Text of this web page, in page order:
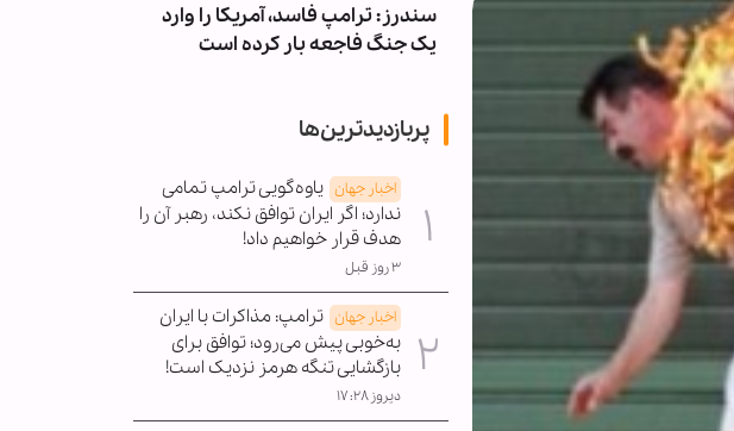
۳۰۰ کودک در غزه از زمان اعلام
تا کنون شهید شدند
سندرز: ترامپ فاسد، آمریکا را وارد
یک جنگ فاجعه بار کرده است
پربازدیدترین‌ها
اخبار جهان یاوه‌گویی ترامپ تمامی
ندارد؛ اگر ایران توافق نکند، رهبر آن را
هدف قرار خواهیم داد!
۳ روز قبل
اخبار جهان ترامپ: مذاکرات با ایران
به‌خوبی پیش می‌رود؛ توافق برای
بازگشایی تنگه هرمز نزدیک است!
دیروز ۱۷:۲۸